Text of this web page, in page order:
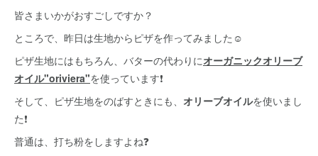
皆さまいかがおすごしですか？
ところで、昨日は生地からピザを作ってみました☺️
ピザ生地にはもちろん、バターの代わりにオーガニックオリーブ
オイル"oriviera"を使っています❗
そして、ピザ生地をのばすときにも、 オリーブオイルを使いまし
た❗
普通は、打ち粉をしますよね❓